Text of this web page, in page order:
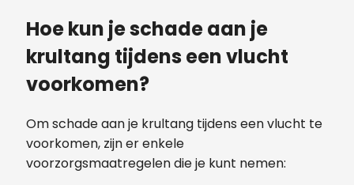
Hoe kun je schade aan je
krultang tijdens een vlucht
voorkomen?
Om schade aan je krultang tijdens een vlucht te
voorkomen, zijn er enkele
voorzorgsmaatregelen die je kunt nemen: